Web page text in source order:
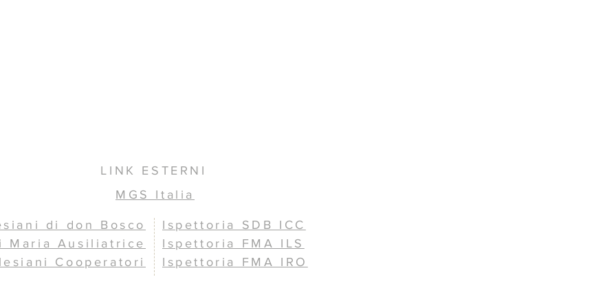
LINK ESTERNI
MGS Italia
di don Bosco
Maria Ausiliatrice
Cooperatori
Ispettoria SDB ICC
Ispettoria FMA ILS
Ispettoria FMA IRO